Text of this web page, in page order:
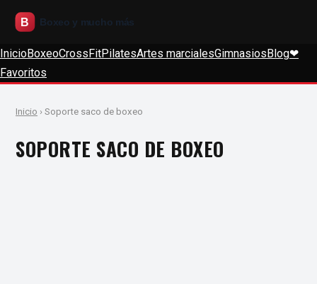
InicioBoxeoCrossFitPilatesArtes marcialesGimnasiosBlog❤
Favoritos
Inicio › Soporte saco de boxeo
SOPORTE SACO DE BOXEO